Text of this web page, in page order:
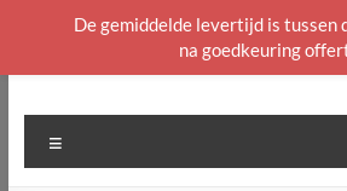
naar
De gemiddelde levertijd is tussen
na goedkeuring